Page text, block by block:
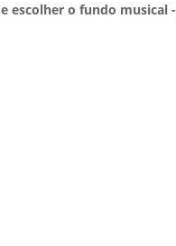
escolher o fundo musical -